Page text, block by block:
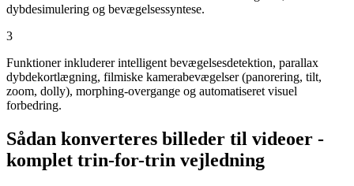
dybdesimulering og bevægelsessyntese.
3
Funktioner inkluderer intelligent bevægelsesdetektion, parallax
dybdekortlægning, filmiske kamerabevægelser (panorering, tilt,
zoom, dolly), morphing-overgange og automatiseret visuel
forbedring.
Sådan konverteres billeder til videoer -
komplet trin-for-trin vejledning